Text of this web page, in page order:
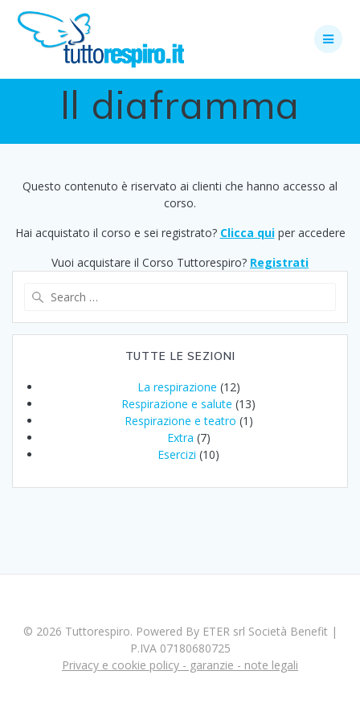
content
Il diaframma
Questo contenuto è riservato ai clienti che hanno accesso al
corso.
Hai acquistato il corso e sei registrato? Clicca quiper accedere
Vuoi acquistare il Corso Tuttorespiro? Registrati
TUTTE LE SEZIONI
La respirazione (12)
Respirazione e salute (13)
Respirazione e teatro (1)
Extra (7)
Esercizi (10)
© 2026 Tuttorespiro. Powered By ETER srl Società Benefit |
P.IVA 07180680725
Privacy e cookie policy - garanzie - note legali